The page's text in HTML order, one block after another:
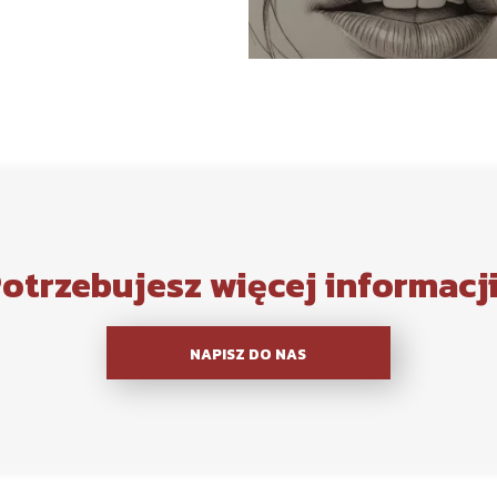
więcej
NAPISZ DO NAS